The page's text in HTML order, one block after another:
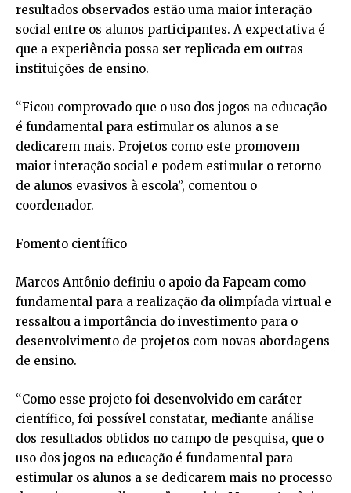
resultados observados estão uma maior interação
social entre os alunos participantes. A expectativa é
que a experiência possa ser replicada em outras
instituições de ensino.
“Ficou comprovado que o uso dos jogos na educação
é fundamental para estimular os alunos a se
dedicarem mais. Projetos como este promovem
maior interação social e podem estimular o retorno
de alunos evasivos à escola”, comentou o
coordenador.
Fomento científico
Marcos Antônio definiu o apoio da Fapeam como
fundamental para a realização da olimpíada virtual e
ressaltou a importância do investimento para o
desenvolvimento de projetos com novas abordagens
de ensino.
“Como esse projeto foi desenvolvido em caráter
científico, foi possível constatar, mediante análise
dos resultados obtidos no campo de pesquisa, que o
uso dos jogos na educação é fundamental para
estimular os alunos a se dedicarem mais no processo